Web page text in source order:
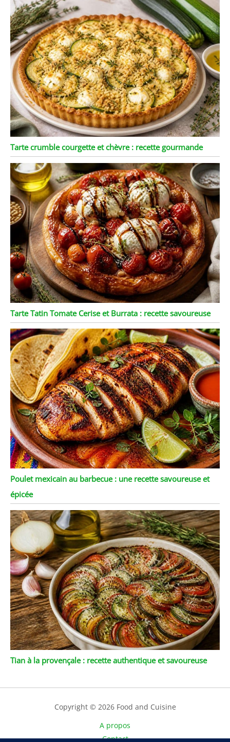
Tarte crumble courgette et chèvre : recette gourmande
Tarte Tatin Tomate Cerise et Burrata : recette savoureuse
Poulet mexicain au barbecue : une recette savoureuse et
épicée
Tian à la provençale : recette authentique et savoureuse
Copyright © 2026 Food and Cuisine
A propos
Contact